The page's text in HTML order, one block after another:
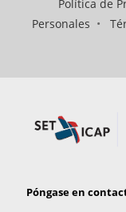
Política de
Personales •
Póngase en